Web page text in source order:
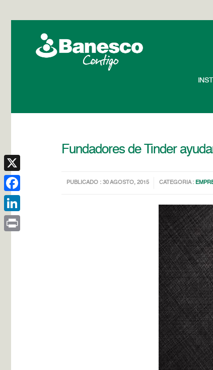
Fundadores de Tinder
PUBLICADO : 30 AGOSTO, 2015 CATEGORIA :
X
Facebook
LinkedIn